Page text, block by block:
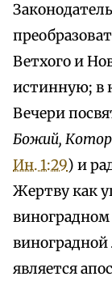
Ветхого и
истинную; в
Вечери
Божий,
Ин. 1:29) и
Жертву как
является